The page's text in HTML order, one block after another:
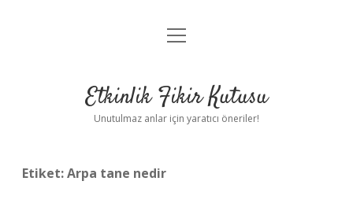
Anasayfa
Yasal Uyarı
menüyü
Etkinlik Fikir Kutusu
Unutulmaz anlar için yaratıcı öneriler!
Etiket:Arpa tane nedir